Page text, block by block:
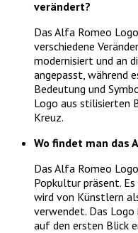
verändert?
Das Alfa Romeo
verschiedene
modernisiert und an
angepasst, während
Bedeutung und
Logo aus stilisierten
Kreuz.
Wo findet man das
Das Alfa Romeo
Popkultur präsent.
wird von Künstlern
verwendet. Das Logo
auf den ersten Blick